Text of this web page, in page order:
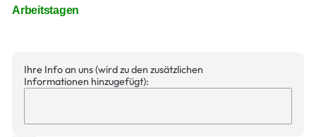
Arbeitstagen
Ihre Info an uns (wird zu den zusätzlichen
Informationen hinzugefügt):